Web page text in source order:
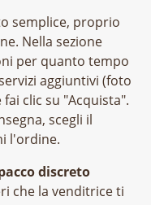
semplice, proprio
Nella sezione
per quanto tempo
aggiuntivi (foto
clic su "Acquista".
scegli il
l'ordine.
discreto
che la venditrice ti